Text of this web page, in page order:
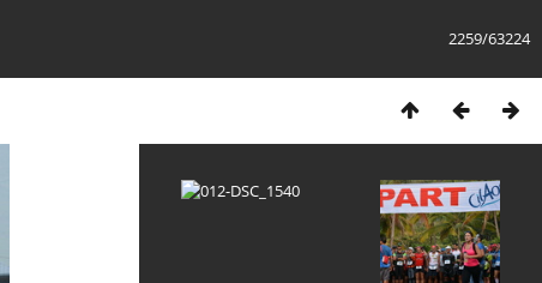
2259/63224